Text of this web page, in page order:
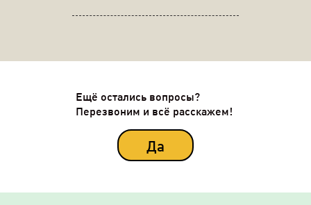
Ещё остались вопросы?
Перезвоним и всё расскажем!
Да